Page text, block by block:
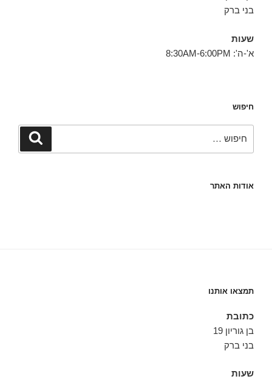
בני ברק
שעות
א'-ה': 8:30AM-6:00PM
חיפוש
חיפוש
אודות האתר
תמצאו אותנו
כתובת
בן גוריון 19
בני ברק
שעות